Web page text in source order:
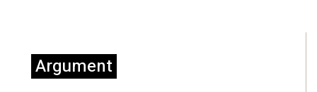
Argument